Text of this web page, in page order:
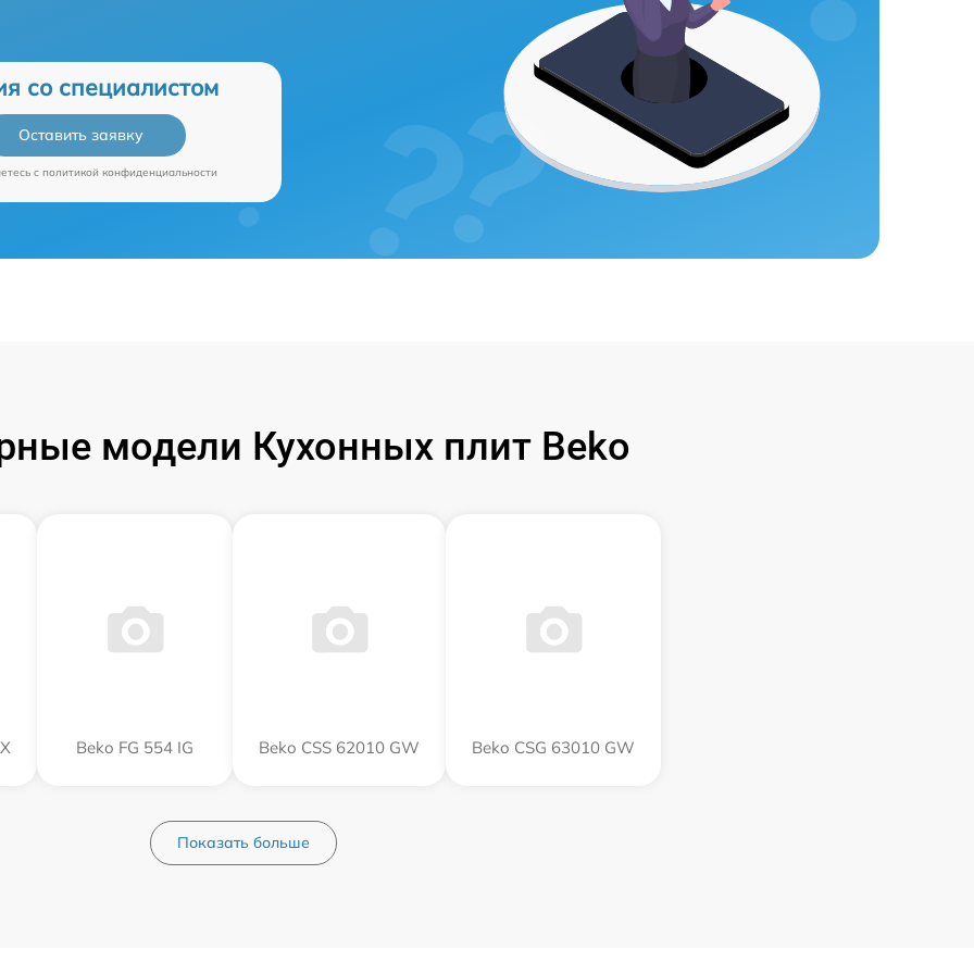
со специалистом
Оставить заявку
c политикой конфиденциальности
модели Кухонных плит Beko
Beko FG 554 IG Beko CSS 62010 GW Beko CSG 63010 GW
Показать больше